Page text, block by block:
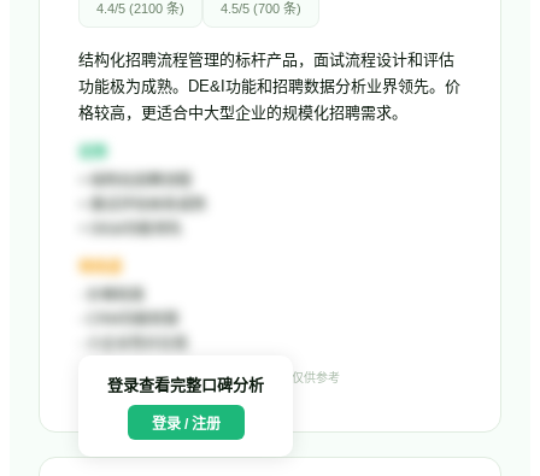
4.4/5 (2100 条) 4.5/5 (700 条)
结构化招聘流程管理的标杆产品，面试流程设计和评估
功能极为成熟。DE&I功能和招聘数据分析业界领先。价
格较高，更适合中大型企业的规模化招聘需求。
优势
结构化招聘流程
待改进
登录查看完整口碑分析
登录 / 注册
数据来源：G2、Capterra 等公开平台，仅供参考